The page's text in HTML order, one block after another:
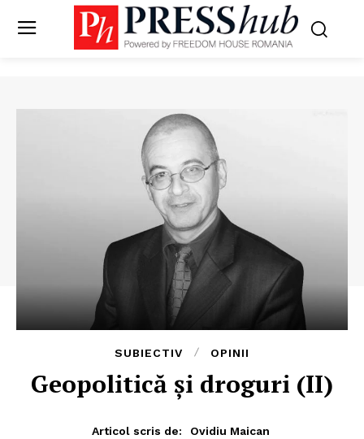
SUBIECTIV OPINII
Geopolitică și droguri (II)
Articol scris de:
Ovidiu Maican